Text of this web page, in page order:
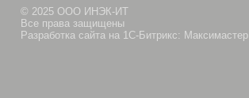
© 2025 ООО ИНЭК-ИТ
Все права защищены
Разработка сайта на 1С-Битрикс: Максимастер